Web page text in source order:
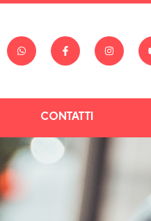
CONTATTI